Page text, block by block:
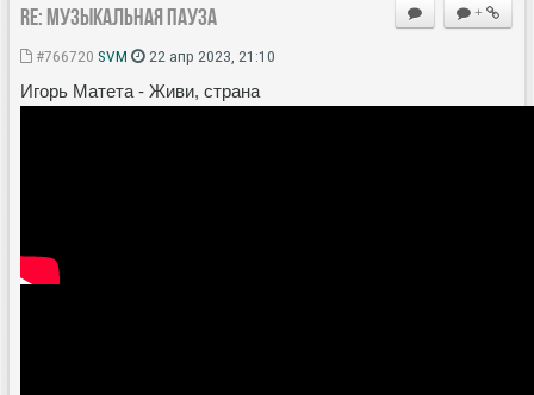
+
Re: Музыкальная пауза
#766720 SVM 22 апр 2023, 21:10
Игорь Матета - Живи, страна